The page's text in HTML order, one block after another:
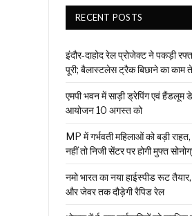
RECENT POSTS
इंदौर-दाहोद रेल प्रोजेक्ट ने पकड़ी
पूरी; बैलास्टलेस ट्रैक बिछाने का काम
एमपी भवन में साड़ी ड्रेपिंग एवं हैंडलूम
आयोजन 10 अगस्त को
MP में गर्भवती महिलाओं को बड़ी
नहीं तो निजी सेंटर पर होगी मुफ्त
नमो भारत का नया हाईस्पीड रूट
और जेवर तक दौड़ेगी रैपिड रेल